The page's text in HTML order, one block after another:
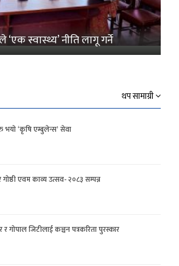
‘एक स्वास्थ्य’ नीति लागू गर्ने
थप सामाग्री
भयो ‘कृषि एम्बुलेन्स’ सेवा
गोष्ठी एवम काव्य उत्सव- २०८३ सम्पन्न
गोपाल जिटीलाई कञ्चन पत्रकरिता पुरस्कार